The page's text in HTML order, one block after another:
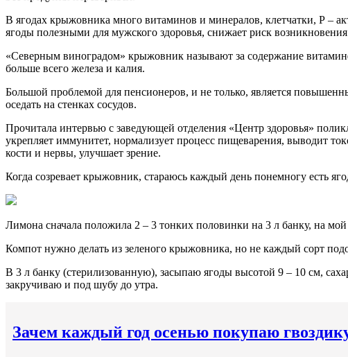
В ягодах крыжовника много витаминов и минералов, клетчатки, Р –
ягоды полезными для мужского здоровья, снижает риск
«Северным виноградом» крыжовник называют за содержание
больше всего железа и калия.
Большой проблемой для пенсионеров, и не только, является
оседать на стенках сосудов.
Прочитала интервью с заведующей отделения «Центр здоровья»
укрепляет иммунитет, нормализует процесс пищеварения, выводит
кости и нервы, улучшает зрение.
Когда созревает крыжовник, стараюсь каждый день понемногу есть
Лимона сначала положила 2 – 3 тонких половинки на 3 л банку, на
Компот нужно делать из зеленого крыжовника, но не каждый сорт
В 3 л банку (стерилизованную), засыпаю ягоды высотой 9 – 10 см,
закручиваю и под шубу до утра.
Зачем каждый год осенью покупаю